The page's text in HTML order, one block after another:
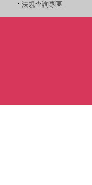
法規查詢專區